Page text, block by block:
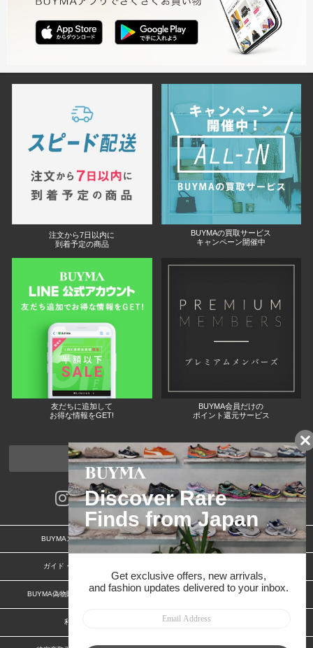
注文から7日以内に
到着予定の商品
BUYMAの買取サービス
キャンペーン開催中
友だちに追加して
お得な情報をGET!
BUYMA会員だけの
ポイント還元サービス
ページトップへ
BUYMAスタートガイド 安心への取り組み
ガイド・お問い合わせ
BUYMA偽物販売防止の取り組み BUYMA CARD
利用規約